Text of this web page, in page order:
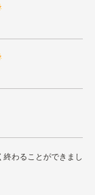
わることができまし